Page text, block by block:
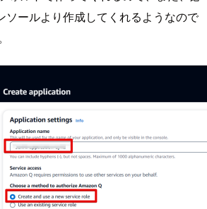
ソールより作成してくれるようなので